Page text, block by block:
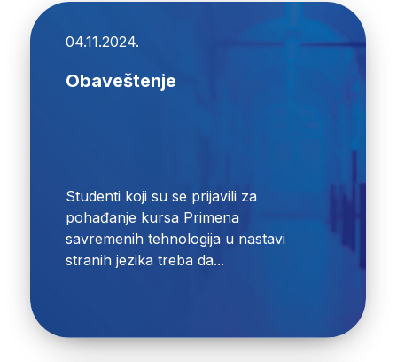
04.11.2024.
Obaveštenje
Studenti koji su se prijavili za
pohađanje kursa Primena
savremenih tehnologija u nastavi
stranih jezika treba da...